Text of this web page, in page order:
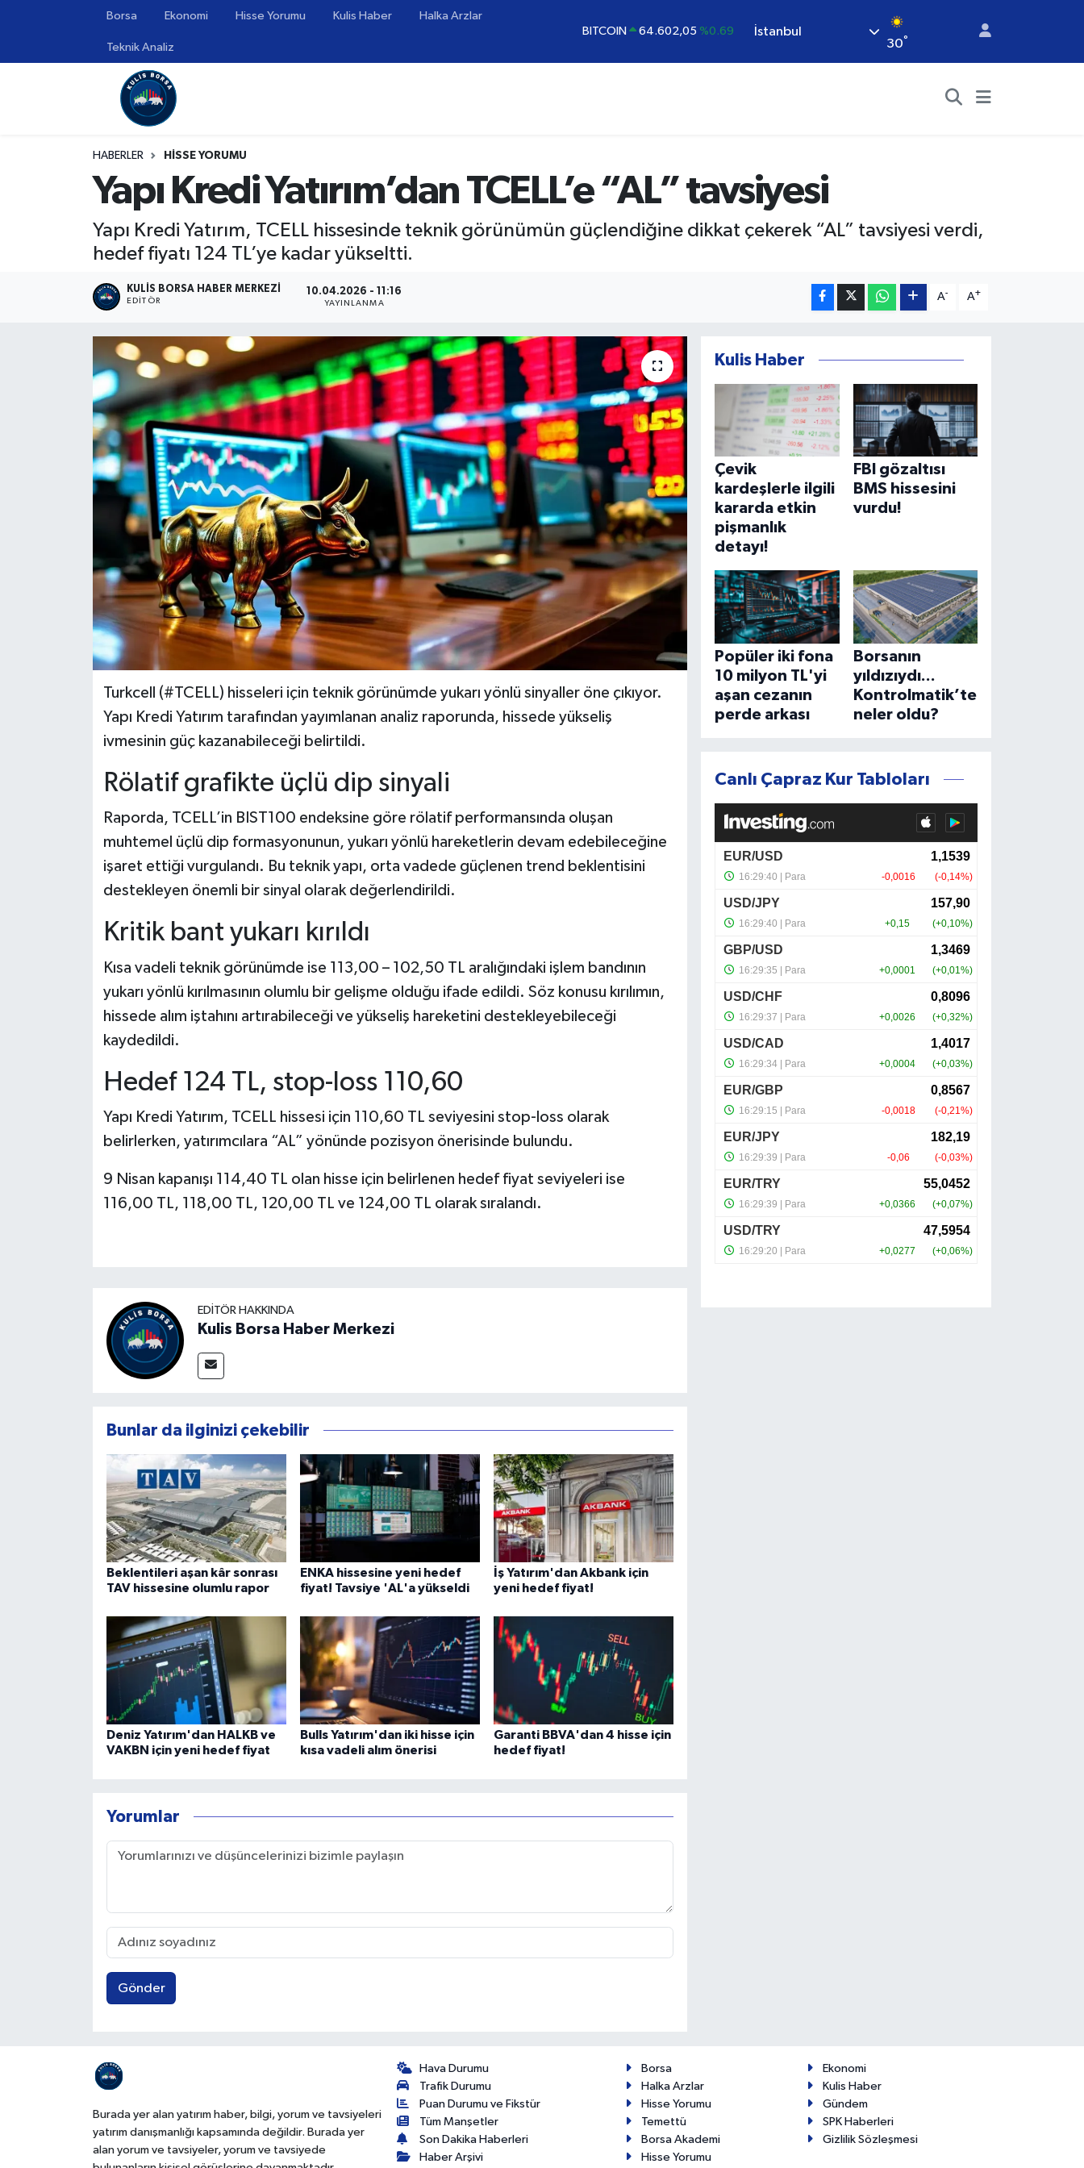
Borsa Ekonomi Hisse Yorumu Kulis Haber Halka Arzlar
Teknik Analiz
BITCOIN 64.602,05 %0.69
DOLAR 47,5986 %0.06
BİST100 13.768
İstanbul
30°
HABERLER HİSSE YORUMU
Yapı Kredi Yatırım’dan TCELL’e “AL” tavsiyesi
Yapı Kredi Yatırım, TCELL hissesinde teknik görünümün güçlendiğine dikkat çekerek “AL” tavsiyesi verdi,
hedef fiyatı 124 TL’ye kadar yükseltti.
KULIS BORSA HABER MERKEZI
EDITÖR
10.04.2026 - 11:16
YAYINLANMA
A- A+
Turkcell (#TCELL) hisseleri için teknik görünümde yukarı yönlü sinyaller öne çıkıyor.
Yapı Kredi Yatırım tarafından yayımlanan analiz raporunda, hissede yükseliş
ivmesinin güç kazanabileceği belirtildi.
Rölatif grafikte üçlü dip sinyali
Raporda, TCELL’in BIST100 endeksine göre rölatif performansında oluşan
muhtemel üçlü dip formasyonunun, yukarı yönlü hareketlerin devam edebileceğine
işaret ettiği vurgulandı. Bu teknik yapı, orta vadede güçlenen trend beklentisini
destekleyen önemli bir sinyal olarak değerlendirildi.
Kritik bant yukarı kırıldı
Kısa vadeli teknik görünümde ise 113,00 – 102,50 TL aralığındaki işlem bandının
yukarı yönlü kırılmasının olumlu bir gelişme olduğu ifade edildi. Söz konusu kırılımın,
hissede alım iştahını artırabileceği ve yükseliş hareketini destekleyebileceği
kaydedildi.
Hedef 124 TL, stop-loss 110,60
Yapı Kredi Yatırım, TCELL hissesi için 110,60 TL seviyesini stop-loss olarak
belirlerken, yatırımcılara “AL” yönünde pozisyon önerisinde bulundu.
9 Nisan kapanışı 114,40 TL olan hisse için belirlenen hedef fiyat seviyeleri ise
116,00 TL, 118,00 TL, 120,00 TL ve 124,00 TL olarak sıralandı.
EDITÖR HAKKINDA
Kulis Borsa Haber Merkezi
Bunlar da ilginizi çekebilir
Beklentileri aşan kâr sonrası
TAV hissesine olumlu rapor
ENKA hissesine yeni hedef
fiyat! Tavsiye 'AL'a yükseldi
İş Yatırım'dan Akbank için
yeni hedef fiyat!
Deniz Yatırım'dan HALKB ve
VAKBN için yeni hedef fiyat
Bulls Yatırım'dan iki hisse için
kısa vadeli alım önerisi
Garanti BBVA'dan 4 hisse için
hedef fiyat!
Yorumlar
Gönder
Kulis Haber
Çevik
kardeşlerle ilgili
kararda etkin
pişmanlık
detayı!
FBI gözaltısı
BMS hissesini
vurdu!
Popüler iki fona
10 milyon TL'yi
aşan cezanın
perde arkası
Borsanın
yıldızıydı...
Kontrolmatik’te
neler oldu?
Canlı Çapraz Kur Tabloları
Burada yer alan yatırım haber, bilgi, yorum ve tavsiyeleri
yatırım danışmanlığı kapsamında değildir. Burada yer
alan yorum ve tavsiyeler, yorum ve tavsiyede
Hava Durumu
Trafik Durumu
Puan Durumu ve Fikstür
Tüm Manşetler
Son Dakika Haberleri
Haber Arşivi
Borsa
Ekonomi
Halka Arzlar
Kulis Haber
Hisse Yorumu
Gündem
Temettü
SPK Haberleri
Borsa Akademi
Gizlilik Sözleşmesi
Hisse Yorumu
Borsa
Hisse Yorumu
Halka Arzlar
Ekonomi
Hava Durumu
Trafik Durumu
Tüm Manşetler
Son Dakika Haberleri